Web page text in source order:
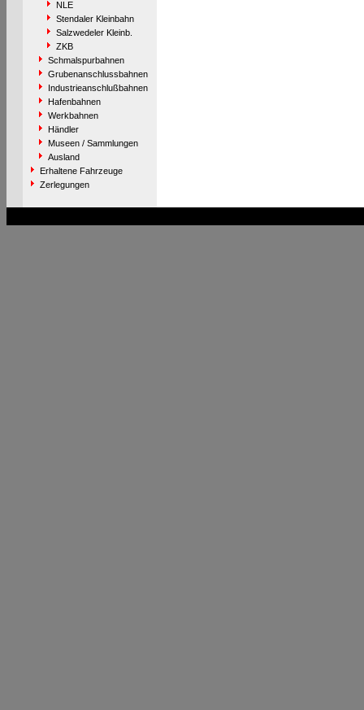
NLE
Stendaler Kleinbahn
Salzwedeler Kleinb.
ZKB
Schmalspurbahnen
Grubenanschlussbahnen
Industrieanschlußbahnen
Hafenbahnen
Werkbahnen
Händler
Museen / Sammlungen
Ausland
Erhaltene Fahrzeuge
Zerlegungen